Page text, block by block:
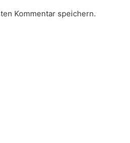
Kommentar speichern.